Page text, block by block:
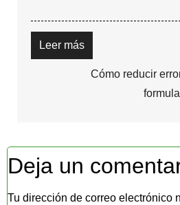
Leer más
Deja un
Tu dirección de correo electrónico